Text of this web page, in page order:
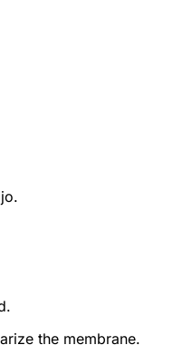
the membrane.